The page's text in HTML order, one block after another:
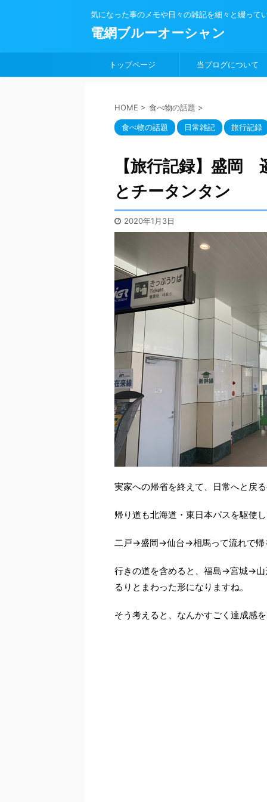
気になった事のメモや日々の雑記を細々と綴って
電網ブルーオーシャン
トップページ 当ブログについて
HOME > 食べ物の話題 >
食べ物の話題 日常雑記 旅行記録
【旅行記録】盛岡
とチータンタン
2020年1月3日
実家への帰省を終えて、日常へと戻
帰り道も北海道・東日本パスを駆使
二戸→盛岡→仙台→相馬って流れで帰
行きの道を含めると、福島→宮城→
るりとまわった形になりますね。
そう考えると、なんかすごく達成感